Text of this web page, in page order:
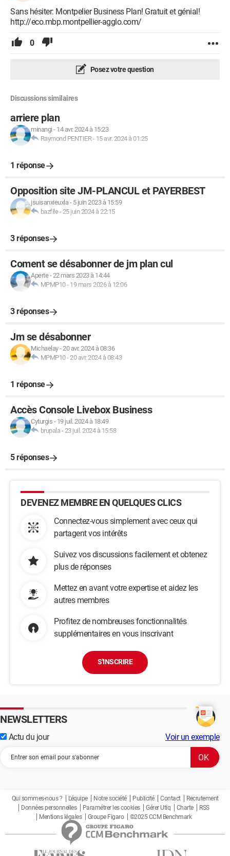
Sans hésiter: Montpelier Business Plan! Gratuit et génial!
http://eco.mbp.montpellier-agglo.com/
0
Posez votre question
Discussions similaires
arriere plan
minangi - 14 avr. 2024 à 15:23
Raymond PENTIER- 15 avr. 2024 à 01:25
1 réponse
Opposition site JM-PLANCUL et PAYERBEST
jsuisanxieuxla- 5 juin 2023 à 15:59
bazfile-25 juin 2024 à 22:15
3 réponses
Coment se désabonner de jm plan cul
Aperte-22 mars 2023 à 14:44
MPMP10- 19 mars 2026 à 12:06
3 réponses
Jm se désabonner
Michaelay-20 avr. 2024 à 08:36
MPMP10-20 avr. 2024 à 08:43
1 réponse
Accès Console Livebox Business
Cyturgis - 19 juil. 2024 à 18:49
brupala -23 juil. 2024 à 15:58
5 réponses
DEVENEZ MEMBRE EN QUELQUES CLICS
Connectez-vous simplement avec ceux qui
partagent vos intérêts
Suivez vos discussions facilement et obtenez
plus de réponses
Mettez en avant votre expertise et aidez les
autres membres
Profitez de nombreuses fonctionnalités
supplémentaires en vous inscrivant
S'INSCRIRE
NEWSLETTERS
Actu du jour Voir un exemple
Qui sommes-nous ? L'équipe Notre société Publicité Contact
Recrutement
Données personnelles
Paramétrer les cookies Gérer Utiq Charte
RSS
Mentions légales
Groupe Figaro ©2025 CCM Benchmark